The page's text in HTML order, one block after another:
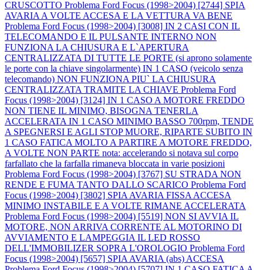
CRUSCOTTO Problema Ford Focus (1998>2004) [2744] SPIA
AVARIA A VOLTE ACCESA E LA VETTURA VA BENE
Problema Ford Focus (1998>2004) [3008] IN 2 CASI CON IL
TELECOMANDO E IL PULSANTE INTERNO NON
FUNZIONA LA CHIUSURA E L`APERTURA
CENTRALIZZATA DI TUTTE LE PORTE (si aprono solamente
le porte con la chiave singolarmente) IN 1 CASO (veicolo senza
telecomando) NON FUNZIONA PIU` LA CHIUSURA
CENTRALIZZATA TRAMITE LA CHIAVE Problema Ford
Focus (1998>2004) [3124] IN 1 CASO A MOTORE FREDDO
NON TIENE IL MINIMO, BISOGNA TENERLA
ACCELERATA IN 1 CASO MINIMO BASSO 700rpm, TENDE
A SPEGNERSI E AGLI STOP MUORE, RIPARTE SUBITO IN
1 CASO FATICA MOLTO A PARTIRE A MOTORE FREDDO,
A VOLTE NON PARTE nota: accelerando si notava sul corpo
farfallato che la farfalla rimaneva bloccata in varie posizioni
Problema Ford Focus (1998>2004) [3767] SU STRADA NON
RENDE E FUMA TANTO DALLO SCARICO Problema Ford
Focus (1998>2004) [3802] SPIA AVARIA FISSA ACCESA
MINIMO INSTABILE E A VOLTE RIMANE ACCELERATA
Problema Ford Focus (1998>2004) [5519] NON SI AVVIA IL
MOTORE, NON ARRIVA CORRENTE AL MOTORINO DI
AVVIAMENTO E LAMPEGGIA IL LED ROSSO
DELL'IMMOBILIZER SOPRA L'OROLOGIO Problema Ford
Focus (1998>2004) [5657] SPIA AVARIA (abs) ACCESA